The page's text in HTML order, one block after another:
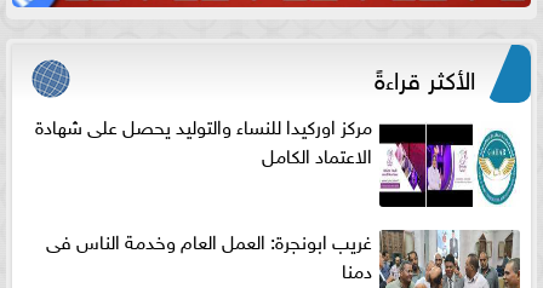
الأكثر قراءةً
مركز اوركيدا للنساء والتوليد يحصل على شهادة
الاعتماد الكامل
غريب ابونجرة: العمل العام وخدمة الناس فى
دمنا